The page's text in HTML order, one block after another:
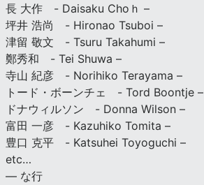
長 大作 - Daisaku Choｈ –
坪井 浩尚 - Hironao Tsuboi –
津留 敬文 - Tsuru Takahumi –
鄭秀和 - Tei Shuwa –
寺山 紀彦 - Norihiko Terayama –
トード・ボーンチェ - Tord Boontje –
ドナウィルソン - Donna Wilson –
富田 一彦 - Kazuhiko Tomita –
豊口 克平 - Katsuhei Toyoguchi –
etc…
— な行